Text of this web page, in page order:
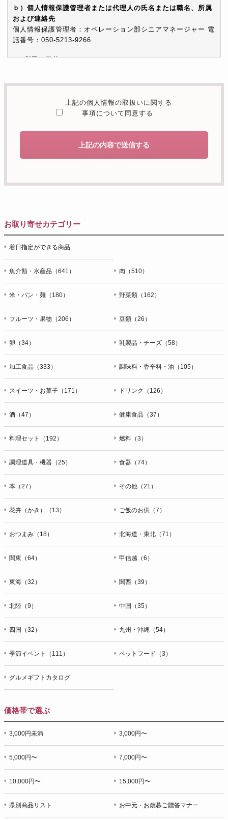
ｂ）個人情報保護管理者または代理人の氏名または職名、所属
および連絡先
個人情報保護管理者：オペレーション部シニアマネージャー 電
話番号：050-5213-9266
c）利用の目的
合わせを適切に受け付け、当社が提供するサービスに関する情
d）個人情報を第三者に提供することが予定される場合の事項
た個人情報を第三者に提供することはありません。
ことがあります。
利用目的の通知・開示・内容の訂正・追加または削除・利用の
停止・消去および第三者への提供の停止（「開示等」といいま
す。）に応じます。開示等のお問合せは下記の連絡先までお願
い致します。
個人情報の提供は任意と致しますが、当社が依頼する情報の提
応等に支障をきたす可能性がございますのでご了承下さい。
h）弊社は、弊社のウェブサイトへのアクセス状況について、
す。これらには、お客様のお名前、ご住所、電話番号、電子メ
個人情報に関する問合わせ窓口
個人情報保護管理者：オペレーション部シニアマネージャー
〒106-0044 東京都港区東麻布一丁目２７番１号 東麻布食文化
ビル４階
ＦＡＸ：047-401-6847
上記の個人情報の取扱いに関する
事項について同意する
上記の内容で送信する
お取り寄せカテゴリー
着日指定ができる商品
魚介類・水産品（641） 肉（510）
米・パン・麺（180） 野菜類（162）
フルーツ・果物（206） 豆類（26）
卵（34） 乳製品・チーズ（58）
加工食品（333） 調味料・香辛料・油（105）
スイーツ・お菓子（171） ドリンク（126）
酒（47） 健康食品（37）
料理セット（192） 燃料（3）
調理道具・機器（25） 食器（74）
本（27） その他（21）
花卉（かき）（13） ご飯のお供（7）
おつまみ（18） 北海道・東北（71）
関東（64） 甲信越（6）
東海（32） 関西（39）
北陸（9） 中国（35）
四国（32） 九州・沖縄（54）
季節イベント（111） ペットフード（3）
グルメギフトカタログ
価格帯で選ぶ
3,000円未満 3,000円〜
5,000円〜 7,000円〜
10,000円〜 15,000円〜
県別商品リスト お中元・お歳暮ご贈答マナー